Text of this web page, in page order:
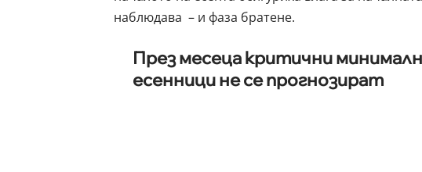
наблюдава – и фаза братене.
През месеца критични
есенници не се прогнозират